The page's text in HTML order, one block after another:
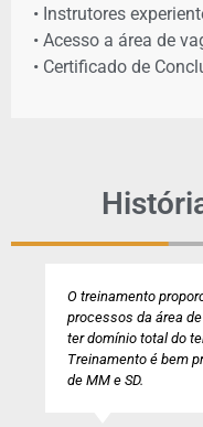
• Instrutores
• Acesso a área de
• Certificado de
proporcionou
da área de logística. O
total do tema e tem uma
é bem prático a abordar